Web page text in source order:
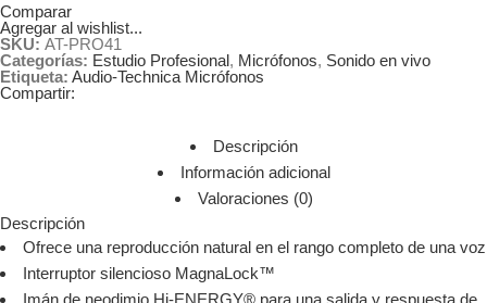
Comparar
Agregar al wishlist...
SKU: AT-PRO41
Categorías: Estudio Profesional, Micrófonos, Sonido en vivo
Etiqueta: Audio-Technica Micrófonos
Compartir:
Descripción
Información adicional
Valoraciones (0)
Descripción
Ofrece una reproducción natural en el rango completo de una voz
Interruptor silencioso MagnaLock™
Imán de neodimio Hi-ENERGY® para una salida y respuesta de